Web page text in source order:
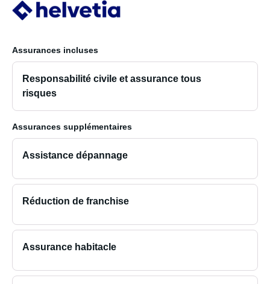
Assurances incluses
Responsabilité civile et assurance tous
risques
Assurances supplémentaires
Assistance dépannage
Réduction de franchise
Assurance habitacle